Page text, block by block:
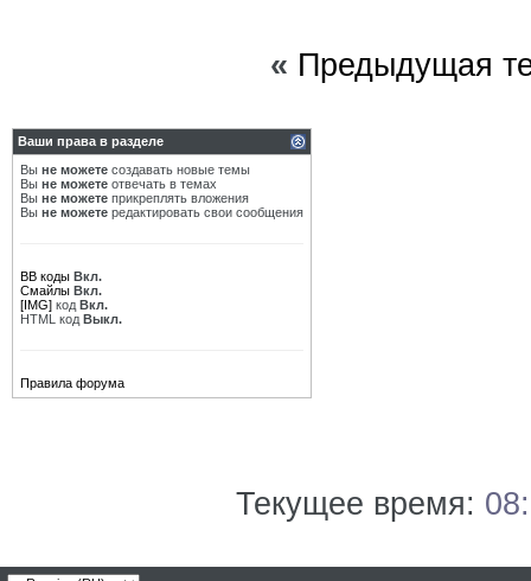
« Предыдущая
Ваши права в разделе
Вы не можете создавать новые темы
Вы не можете отвечать в темах
Вы не можете прикреплять вложения
Вы не можете редактировать свои сообщения
BB коды Вкл.
Смайлы Вкл.
[IMG] код Вкл.
HTML код Выкл.
Правила форума
Текущее время: